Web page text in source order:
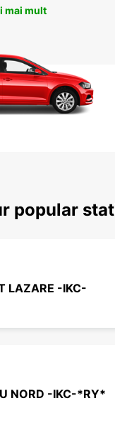
mai mult
popular
LAZARE -IKC-
NORD -IKC-*RY*